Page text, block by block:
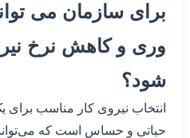
برای سازمان می
وری و کاهش نرخ
شود؟
انتخاب نیروی کار مناسب برای
حیاتی و حساس است که می‌تواند